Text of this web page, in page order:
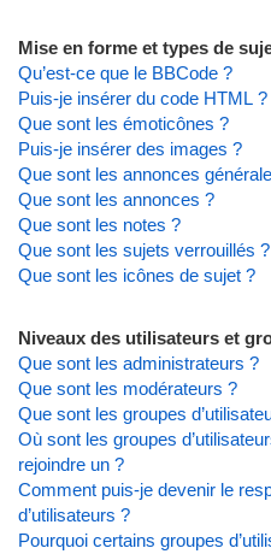
Mise en forme et types de
Qu’est-ce que le BBCode ?
Puis-je insérer du code HTML ?
Que sont les émoticônes ?
Puis-je insérer des images ?
Que sont les annonces
Que sont les annonces ?
Que sont les notes ?
Que sont les sujets verrouillés ?
Que sont les icônes de sujet ?
Niveaux des utilisateurs et
Que sont les administrateurs ?
Que sont les modérateurs ?
Que sont les groupes
Où sont les groupes
rejoindre un ?
Comment puis-je devenir le
d’utilisateurs ?
Pourquoi certains groupes